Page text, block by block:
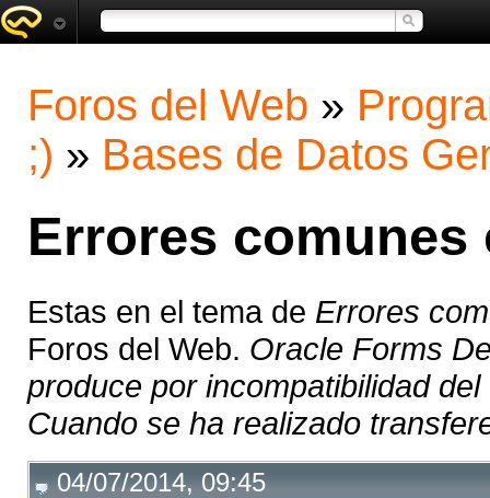
Foros del Web »
;) » Bases de Datos
Errores comunes
Estas en el tema de Errores
Foros del Web. Oracle Forms
produce por incompatibilidad
Cuando se ha realizado
04/07/2014, 09:45